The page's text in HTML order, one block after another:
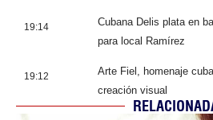
19:14
Cubana Delis plata en
para local Ramírez
19:12
Arte Fiel, homenaje
creación visual